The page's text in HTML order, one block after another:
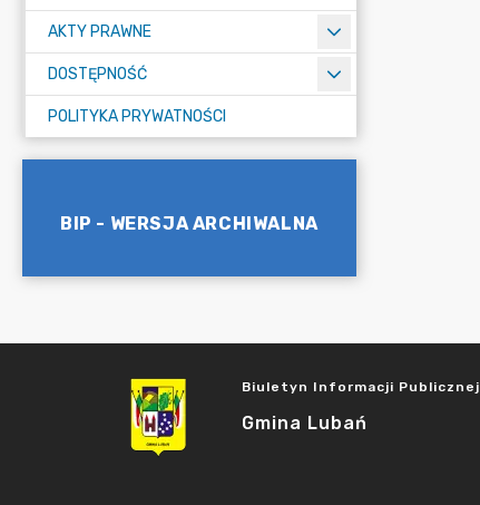
AKTY PRAWNE
DOSTĘPNOŚĆ
POLITYKA PRYWATNOŚCI
BIP - WERSJA ARCHIWALNA
Biuletyn Informacji Publicznej
Gmina Lubań